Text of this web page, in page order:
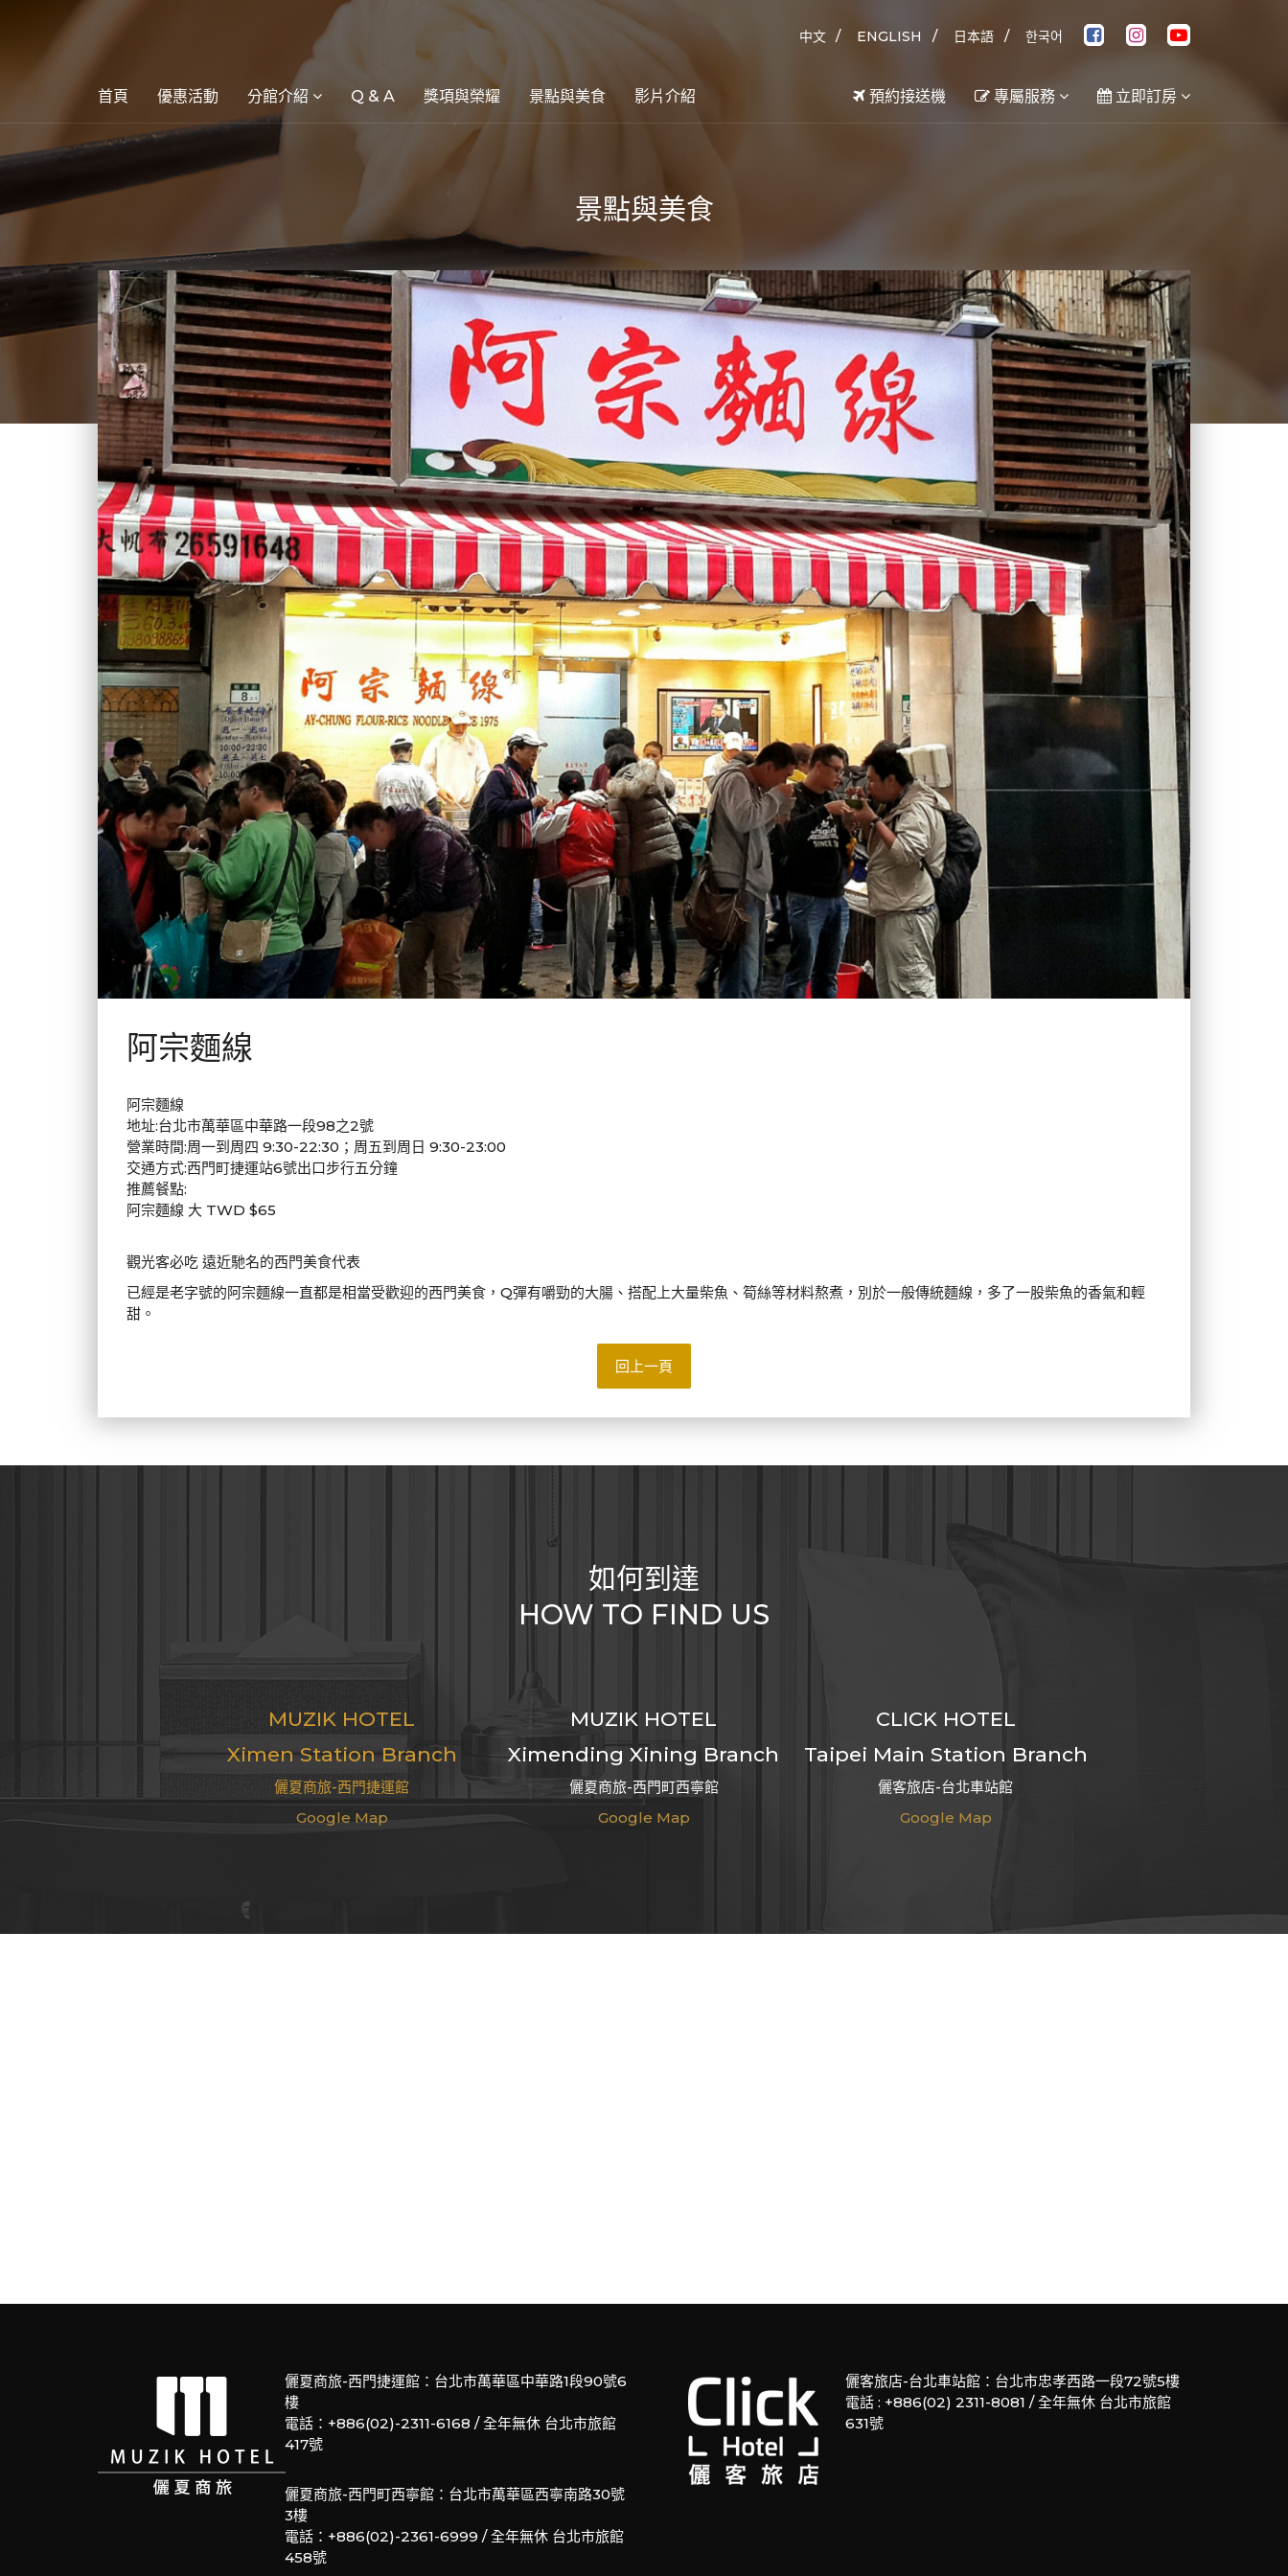
中文 / ENGLISH / 日本語 / 한국어
首頁 優惠活動 分館介紹 Q & A 獎項與榮耀 景點與美食 影片介紹 預約接送機 專屬服務 立即訂房
景點與美食
阿宗麵線
阿宗麵線
地址:台北市萬華區中華路一段98之2號
營業時間:周一到周四 9:30-22:30；周五到周日 9:30-23:00
交通方式:西門町捷運站6號出口步行五分鐘
推薦餐點:
阿宗麵線 大 TWD $65
觀光客必吃 遠近馳名的西門美食代表
已經是老字號的阿宗麵線一直都是相當受歡迎的西門美食，Q彈有嚼勁的大腸、搭配上大量柴魚、筍絲等材料熬煮，別於一般傳統麵線，多了一股柴魚的香氣和輕
甜。
回上一頁
如何到達
HOW TO FIND US
MUZIK HOTEL
Ximen Station Branch
儷夏商旅-西門捷運館
Google Map
MUZIK HOTEL
Ximending Xining Branch
儷夏商旅-西門町西寧館
Google Map
CLICK HOTEL
Taipei Main Station Branch
儷客旅店-台北車站館
Google Map
儷夏商旅-西門捷運館：台北市萬華區中華路1段90號6
樓
電話：+886(02)-2311-6168 / 全年無休 台北市旅館
417號
儷夏商旅-西門町西寧館：台北市萬華區西寧南路30號
3樓
電話：+886(02)-2361-6999 / 全年無休 台北市旅館
458號
儷客旅店-台北車站館：台北市忠孝西路一段72號5樓
電話 : +886(02) 2311-8081 / 全年無休 台北市旅館
631號